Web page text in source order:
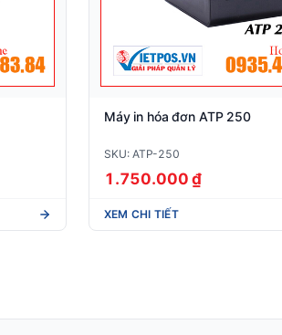
Máy in hóa đơn ATP 250
SKU: ATP-250
1.750.000 ₫
XEM CHI TIẾT